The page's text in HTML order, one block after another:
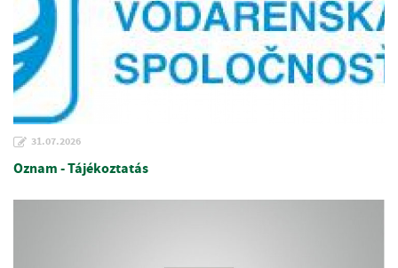
31.07.2026
Oznam - Tájékoztatás